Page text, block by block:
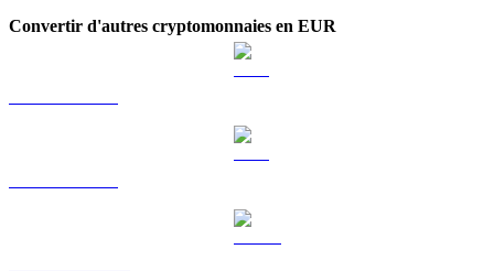
Convertir d'autres cryptomonnaies en EUR